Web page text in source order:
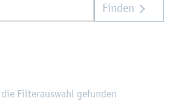
Finden
Fil­ter­aus­wahl ge­fun­den